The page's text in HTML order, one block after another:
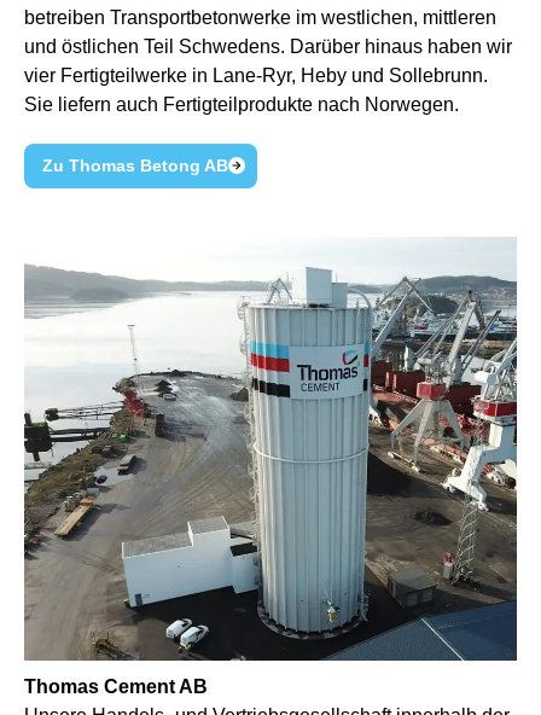
betreiben Transportbetonwerke im westlichen, mittleren
und östlichen Teil Schwedens. Darüber hinaus haben wir
vier Fertigteilwerke in Lane-Ryr, Heby und Sollebrunn.
Sie liefern auch Fertigteilprodukte nach Norwegen.
Zu Thomas Betong AB
Thomas Cement AB